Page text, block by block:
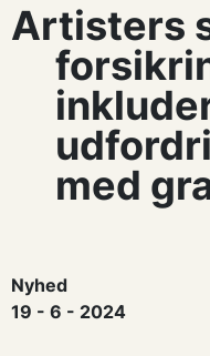
Artisters
med
Nyhed
19 - 6 - 2024